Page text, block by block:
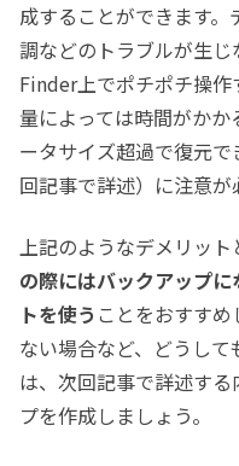
成することができます
調などのトラブルが生
Finder上でポチポチ操作
量によっては時間がか
ータサイズ超過で復元
回記事で詳述）に注意が
上記のようなデメリット
の際にはバックアップ
トを使う ことをおすす
ない場合など、どうし
は、次回記事で詳述す
プを作成しましょう。